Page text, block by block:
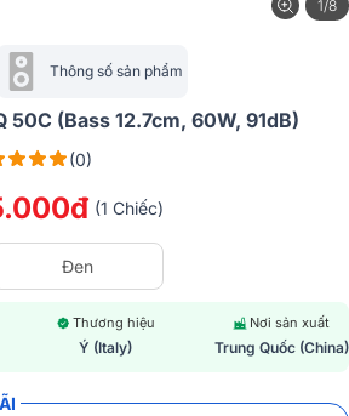
1/8
Thông số sản phẩm
50C (Bass 12.7cm, 60W, 91dB)
(0)
(1 Chiếc)
Đen
Thương hiệu
Ý (Italy)
Nơi sản xuất
Trung Quốc (China)